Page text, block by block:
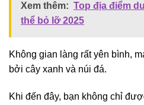
Xem thêm: Top địa điểm
thể bỏ lỡ 2025
Không gian làng rất yên bình,
bởi cây xanh và núi đá.
Khi đến đây, bạn không chỉ